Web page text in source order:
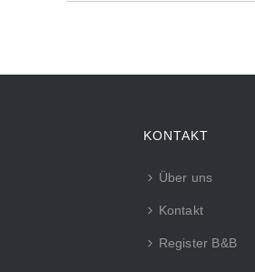
KONTAKT
Über uns
Kontakt
Register B&B